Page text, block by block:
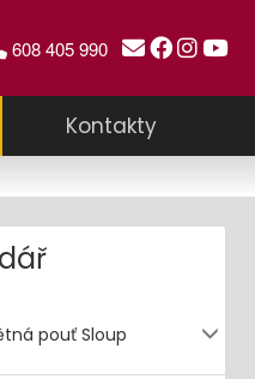
608 405 990
Kontakty
pouť Sloup